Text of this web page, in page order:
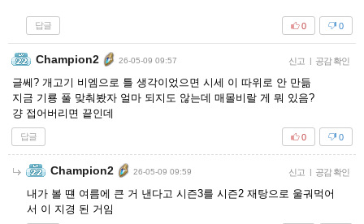
답글 0
0
Champion2 26-05-09 09:57 신고 | 공감 확인
글쎄? 개고기 비엠으로 틀 생각이었으면 시세 이 따위로 안 만듦
지금 기룡 풀 맞춰봤자 얼마 되지도 않는데 매몰비랄 게 뭐 있음?
걍 접어버리면 끝인데
답글 0
0
Champion2 26-05-09 09:59 신고 | 공감 확인
내가 볼 떈 여름에 큰 거 낸다고 시즌3를 시즌2 재탕으로 울궈먹어
서 이 지경 된 거임